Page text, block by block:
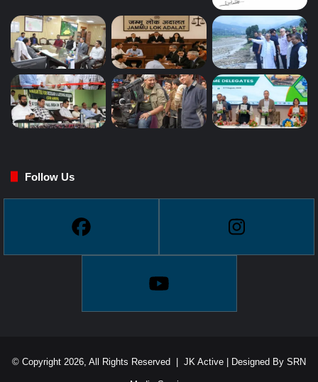
Follow Us
© Copyright 2026, All Rights Reserved | JK Active | Designed By SRN